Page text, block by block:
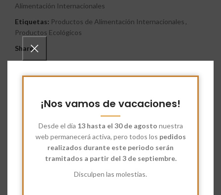
¡Nos vamos de vacaciones!
Desde el día 13 hasta el 30 de agosto nuestra
web permanecerá activa, pero todos los pedidos
realizados durante este periodo serán
tramitados a partir del 3 de septiembre.
Disculpen las molestias.
Alimentación Internacionales
Etiquetas: Productos de Alimentación Internacionales ,
Productos Ecológicos
Share:
Descripción
comestible que se somete a un proceso de secado a baja
temperatura para conservar sus nutrientes y prolongar su vida
Es un alga laminar, fina y traslúcida de color verde brillante que
crece en rocas de zonas costeras. Al deshidratarse, adquiere
una textura crujiente si se consume seca o flexible si se
rehidrata (sumergiéndola en agua unos 5 minutos),